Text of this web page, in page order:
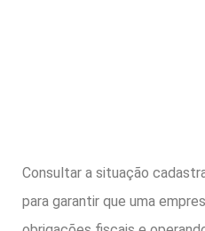
Consultar a situação
para garantir que uma